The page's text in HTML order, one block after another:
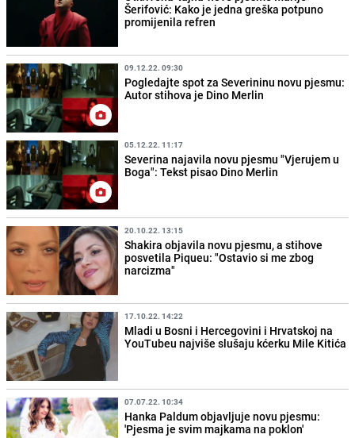
Šerifović: Kako je jedna greška potpuno
promijenila refren
09.12.22. 09:30
Pogledajte spot za Severininu novu pjesmu:
Autor stihova je Dino Merlin
05.12.22. 11:17
Severina najavila novu pjesmu "Vjerujem u
Boga": Tekst pisao Dino Merlin
20.10.22. 13:15
Shakira objavila novu pjesmu, a stihove
posvetila Piqueu: "Ostavio si me zbog
narcizma"
17.10.22. 14:22
Mladi u Bosni i Hercegovini i Hrvatskoj na
YouTubeu najviše slušaju kćerku Mile Kitića
07.07.22. 10:34
Hanka Paldum objavljuje novu pjesmu:
'Pjesma je svim majkama na poklon'